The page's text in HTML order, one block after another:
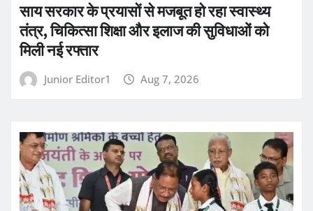
साय सरकार के प्रयासों से मजबूत हो रहा स्वास्थ्य
तंत्र, चिकित्सा शिक्षा और इलाज की सुविधाओं को
मिली नई रफ्तार
Junior Editor1 Aug 7, 2026